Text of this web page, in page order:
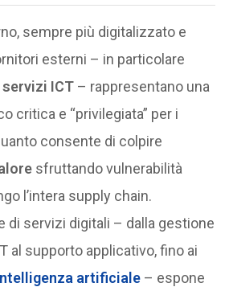
sempre più digitalizzato e
esterni – in particolare
servizi ICT – rappresentano una
critica e “privilegiata” per i
consente di colpire
sfruttando vulnerabilità
l’intera supply chain.
di servizi digitali – dalla gestione
al supporto applicativo, fino ai
artificiale – espone